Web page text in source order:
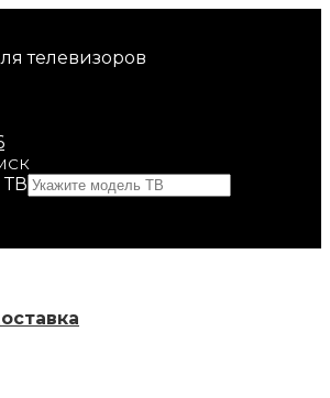
телевизоров
ТВ